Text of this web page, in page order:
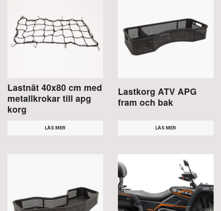
Lastnät 40x80 cm med
metallkrokar till apg
korg
LÄS MER
Lastkorg ATV APG
fram och bak
LÄS MER